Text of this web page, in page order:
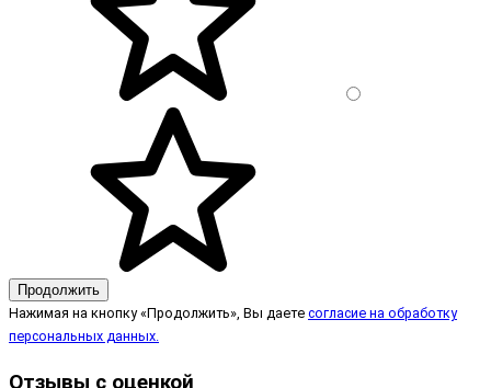
Продолжить
Нажимая на кнопку «Продолжить», Вы даете согласие на обработку
персональных данных.
Отзывы с оценкой